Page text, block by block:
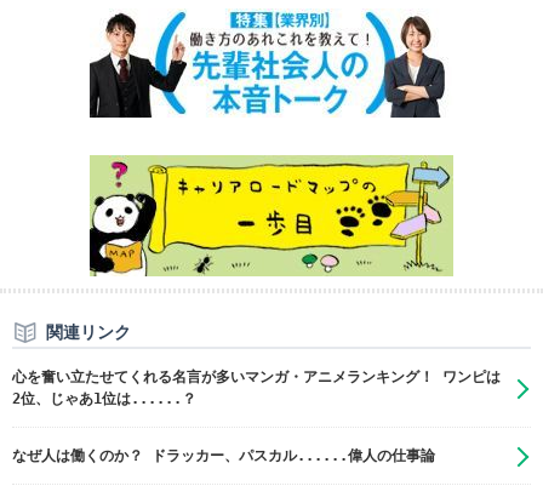
関連リンク
心を奮い立たせてくれる名言が多いマンガ・アニメランキング！ ワンピは
2位、じゃあ1位は......？
なぜ人は働くのか？ ドラッカー、パスカル......偉人の仕事論